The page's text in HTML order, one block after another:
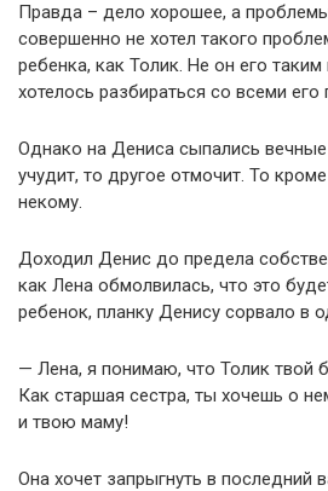
Правда – дело хорошее, а
совершенно не хотел такого
ребенка, как Толик. Не он его таким
хотелось разбираться со всеми
Однако на Дениса сыпались
учудит, то другое отмочит. То
некому.
Доходил Денис до предела
как Лена обмолвилась, что это
ребенок, планку Денису сорвало в
— Лена, я понимаю, что Толик твой
Как старшая сестра, ты хочешь о
и твою маму!
Она хочет запрыгнуть в последний